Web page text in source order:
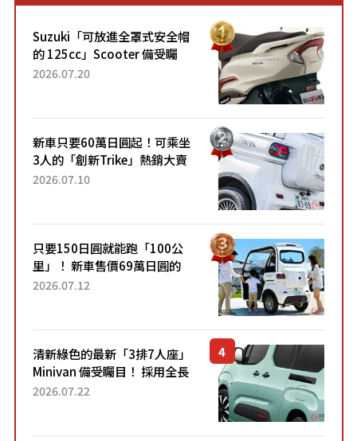
Suzuki「可放進全罩式安全帽
的 125cc」Scooter 備受矚
目！採用全新流線設計與各項
2026.07.20
新車只要60萬日圓起！可乘坐
3人的「創新Trike」熱銷大賣
成為人氣車款！「養車成本真
2026.07.10
只要150日圓就能跑「100公
里」！ 新車售價69萬日圓的
「3人座」Trike大受歡迎！ 順
2026.07.12
清新綠色的最新「3排7人座」
Minivan 備受矚目！ 採用全長
4.7公尺剛剛好的車身尺寸與
2026.07.22